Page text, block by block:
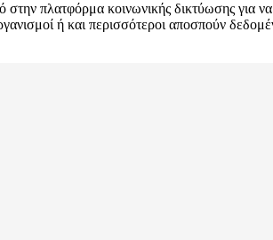
στην πλατφόρμα κοινωνικής δικτύωσης
ή και περισσότεροι αποσπούν